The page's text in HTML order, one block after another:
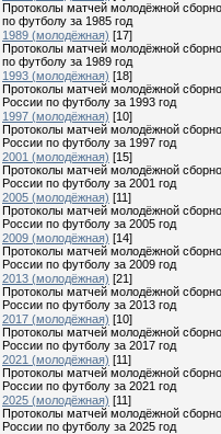
Протоколы матчей молодёжной
по футболу за 1985 год
1989 (молодёжная) [17]
Протоколы матчей молодёжной
по футболу за 1989 год
1993 (молодёжная) [18]
Протоколы матчей молодёжной
России по футболу за 1993 год
1997 (молодёжная) [10]
Протоколы матчей молодёжной
России по футболу за 1997 год
2001 (молодёжная) [15]
Протоколы матчей молодёжной
России по футболу за 2001 год
2005 (молодёжная) [11]
Протоколы матчей молодёжной
России по футболу за 2005 год
2009 (молодёжная) [14]
Протоколы матчей молодёжной
России по футболу за 2009 год
2013 (молодёжная) [21]
Протоколы матчей молодёжной
России по футболу за 2013 год
2017 (молодёжная) [10]
Протоколы матчей молодёжной
России по футболу за 2017 год
2021 (молодёжная) [11]
Протоколы матчей молодёжной
России по футболу за 2021 год
2025 (молодёжная) [11]
Протоколы матчей молодёжной
России по футболу за 2025 год